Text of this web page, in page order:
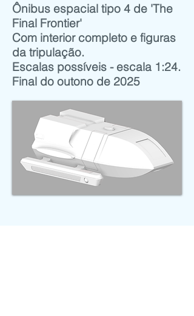
Ônibus espacial tipo 4 de 'The
Final Frontier'
Com interior completo e figuras
da tripulação.
Escalas possíveis - escala 1:24.
Final do outono de 2025